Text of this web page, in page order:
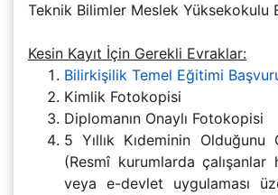
Teknik Bilimler Meslek Yüksekokulu
Kesin Kayıt İçin Gerekli Evraklar:
Bilirkişilik Temel Eğitimi
Kimlik Fotokopisi
Diplomanın Onaylı Fotokopisi
5 Yıllık Kıdeminin Olduğunu
(Resmî kurumlarda çalışanlar
veya e-devlet uygulaması